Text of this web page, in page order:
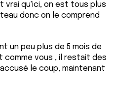
vrai qu'ici, on est tous plus
donc on le comprend
un peu plus de 5 mois de
comme vous , il restait des
le coup, maintenant